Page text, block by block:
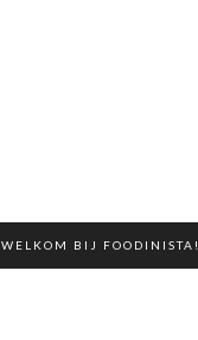
WELKOM BIJ FOODINISTA!